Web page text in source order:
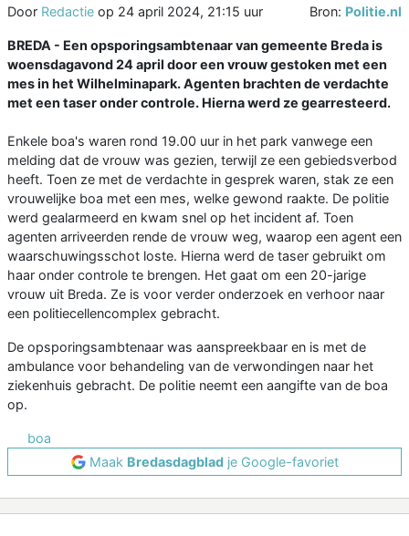
Door Redactie op 24 april 2024, 21:15 uur Bron: Politie.nl
BREDA - Een opsporingsambtenaar van gemeente Breda is
woensdagavond 24 april door een vrouw gestoken met een
mes in het Wilhelminapark. Agenten brachten de verdachte
met een taser onder controle. Hierna werd ze gearresteerd.
Enkele boa's waren rond 19.00 uur in het park vanwege een
melding dat de vrouw was gezien, terwijl ze een gebiedsverbod
heeft. Toen ze met de verdachte in gesprek waren, stak ze een
vrouwelijke boa met een mes, welke gewond raakte. De politie
werd gealarmeerd en kwam snel op het incident af. Toen
agenten arriveerden rende de vrouw weg, waarop een agent een
waarschuwingsschot loste. Hierna werd de taser gebruikt om
haar onder controle te brengen. Het gaat om een 20-jarige
vrouw uit Breda. Ze is voor verder onderzoek en verhoor naar
een politiecellencomplex gebracht.
De opsporingsambtenaar was aanspreekbaar en is met de
ambulance voor behandeling van de verwondingen naar het
ziekenhuis gebracht. De politie neemt een aangifte van de boa
op.
boa
Maak Bredasdagbladje Google-favoriet